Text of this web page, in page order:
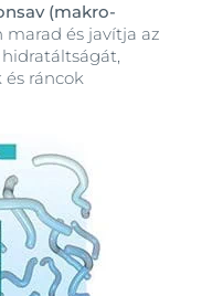
(makro-
marad és javítja az
ráncok